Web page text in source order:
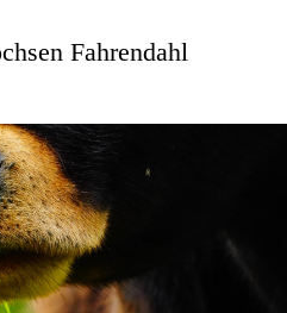
Fahrendahl